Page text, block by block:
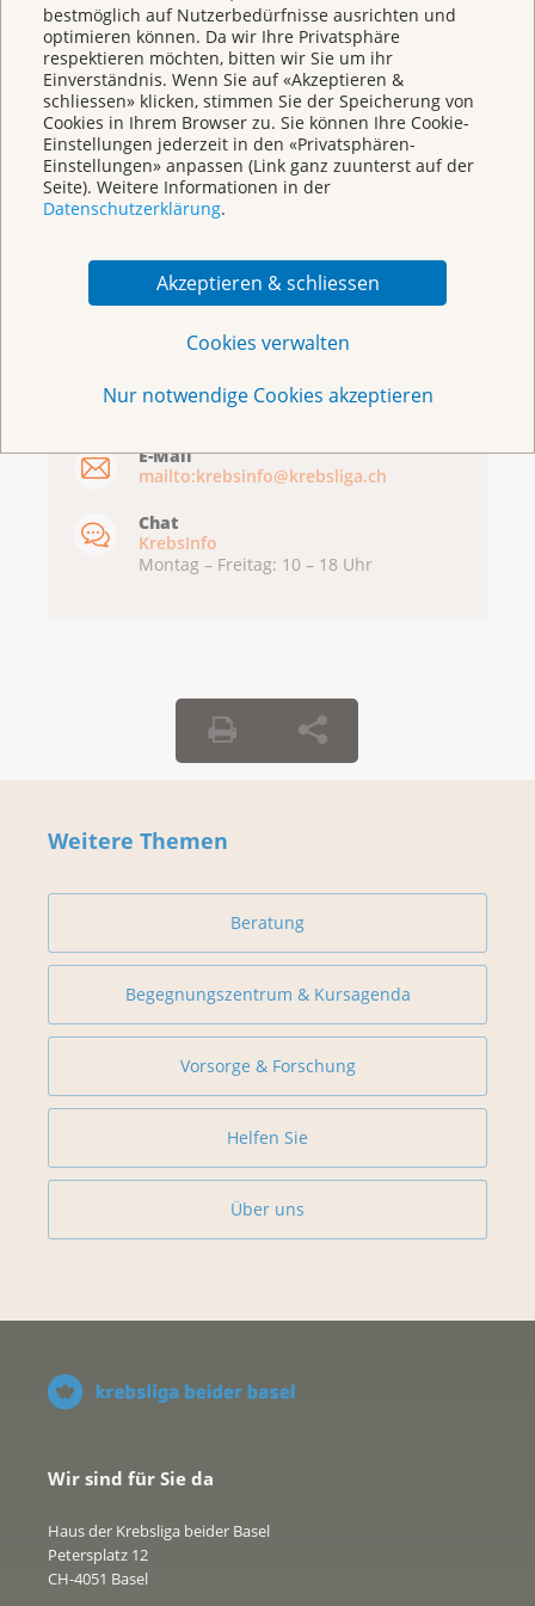
bestmöglich auf Nutzerbedürfnisse ausrichten und
optimieren können. Da wir Ihre Privatsphäre
respektieren möchten, bitten wir Sie um ihr
Einverständnis. Wenn Sie auf «Akzeptieren &
schliessen» klicken, stimmen Sie der Speicherung von
Cookies in Ihrem Browser zu. Sie können Ihre Cookie-
Einstellungen jederzeit in den «Privatsphären-
Einstellungen» anpassen (Link ganz zuunterst auf der
Seite). Weitere Informationen in der
Datenschutzerklärung.
Akzeptieren & schliessen
Cookies verwalten
Nur notwendige Cookies akzeptieren
Broschüren/Shop
0800 11 88 11
Montag – Freitag: 10 – 18 Uhr
E-Mail
mailto:krebsinfo@krebsliga.ch
Chat
KrebsInfo
Montag – Freitag: 10 – 18 Uhr
Weitere Themen
Beratung
Begegnungszentrum & Kursagenda
Vorsorge & Forschung
Helfen Sie
Über uns
Wir sind für Sie da
Haus der Krebsliga beider Basel
Petersplatz 12
CH-4051 Basel